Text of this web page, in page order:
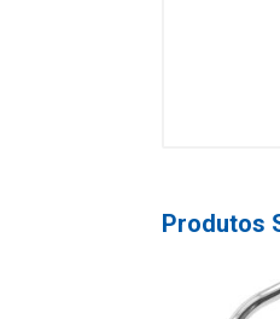
Produtos